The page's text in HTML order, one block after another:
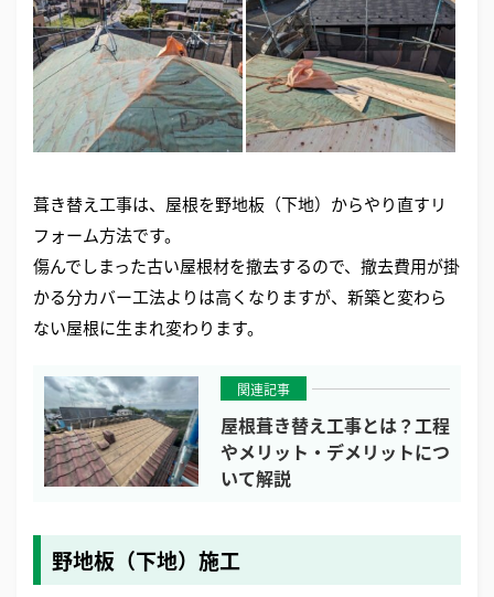
葺き替え工事は、屋根を野地板（下地）からやり直すリ
フォーム方法です。
傷んでしまった古い屋根材を撤去するので、撤去費用が掛
かる分カバー工法よりは高くなりますが、新築と変わら
ない屋根に生まれ変わります。
関連記事
屋根葺き替え工事とは？工程
やメリット・デメリットにつ
いて解説
野地板（下地）施工